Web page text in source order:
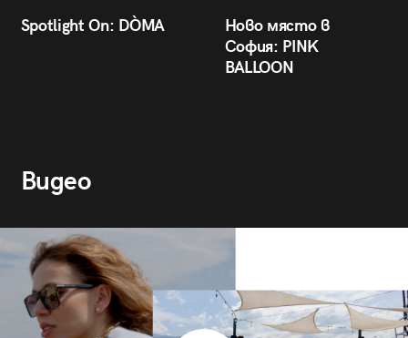
Spotlight On: DÒMA
Ново място в
София: PINK
BALLOON
Видео